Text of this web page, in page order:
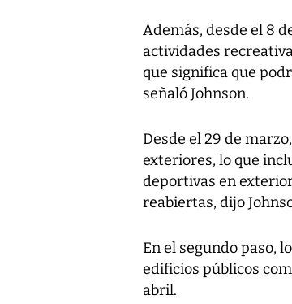
Además, desde el 8
actividades
que significa que
señaló Johnson.
Desde el 29 de
exteriores, lo que
deportivas en
reabiertas, dijo
En el segundo paso,
edificios públicos
abril.